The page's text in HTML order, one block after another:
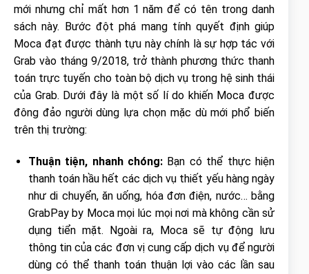
mới nhưng chỉ mất hơn 1 năm để có tên trong danh
sách này. Bước đột phá mang tính quyết định giúp
Moca đạt được thành tựu này chính là sự hợp tác với
Grab vào tháng 9/2018, trở thành phương thức thanh
toán trực tuyến cho toàn bộ dịch vụ trong hệ sinh thái
của Grab. Dưới đây là một số lí do khiến Moca được
đông đảo người dùng lựa chọn mặc dù mới phổ biến
trên thị trường:
Thuận tiện, nhanh chóng: Bạn có thể thực hiện
thanh toán hầu hết các dịch vụ thiết yếu hàng ngày
như di chuyển, ăn uống, hóa đơn điện, nước… bằng
GrabPay by Moca mọi lúc mọi nơi mà không cần sử
dụng tiển mặt. Ngoài ra, Moca sẽ tự động lưu
thông tin của các đơn vị cung cấp dịch vụ để người
dùng có thể thanh toán thuận lợi vào các lần sau